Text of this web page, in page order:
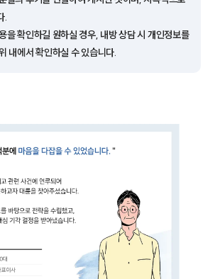
.
을 확인하길 원하실 경우, 내방 상담 시 개인정보를
내에서 확인하실 수 있습니다.